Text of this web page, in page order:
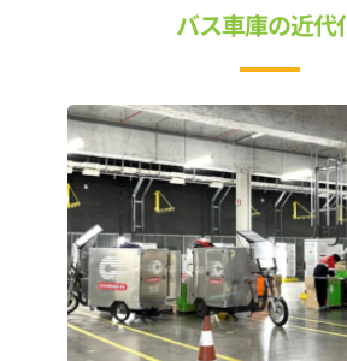
バス車庫の近代